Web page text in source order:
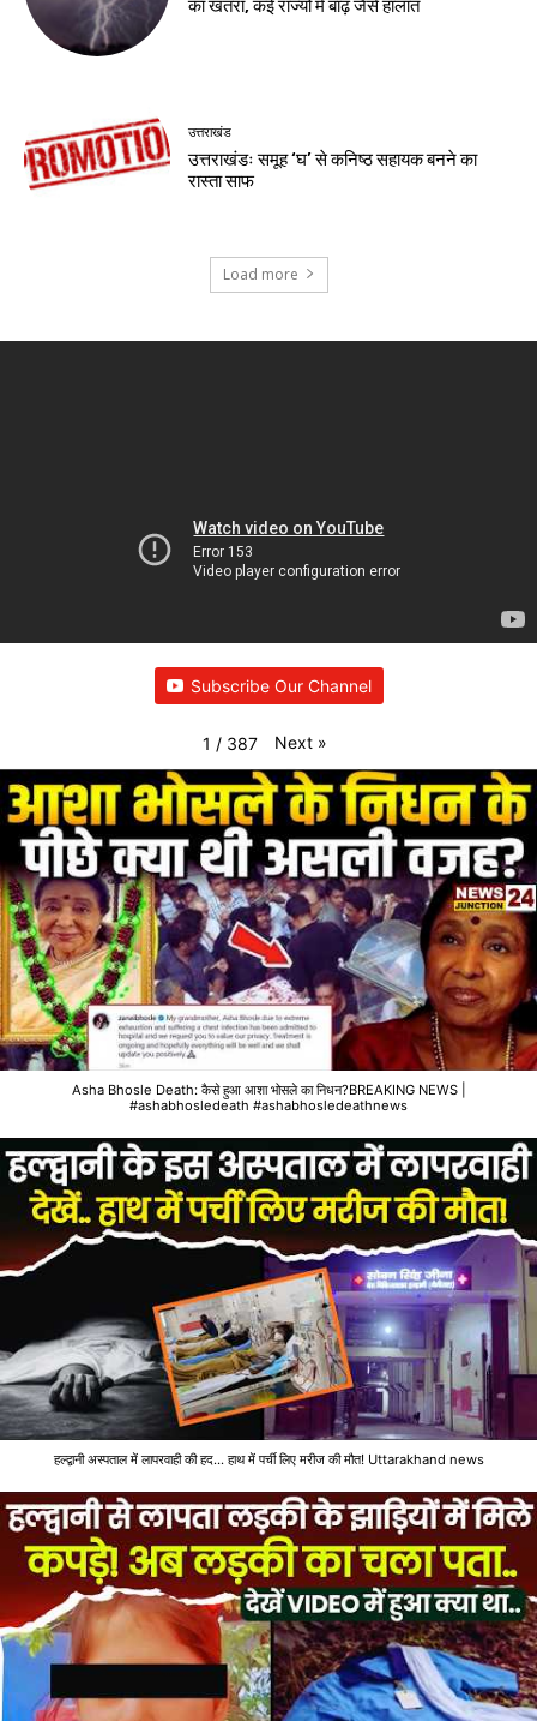
का खतरा, कई राज्यों में बाढ़ जैसे हालात
उत्तराखंड
उत्तराखंडः समूह ‘घ’ से कनिष्ठ सहायक बनने का
रास्ता साफ
Load more
Subscribe Our Channel
1 / 387 Next »
Asha Bhosle Death: कैसे हुआ आशा भोसले का निधन?BREAKING NEWS |
#ashabhosledeath #ashabhosledeathnews
हल्द्वानी अस्पताल में लापरवाही की हद... हाथ में पर्ची लिए मरीज की मौत! Uttarakhand news